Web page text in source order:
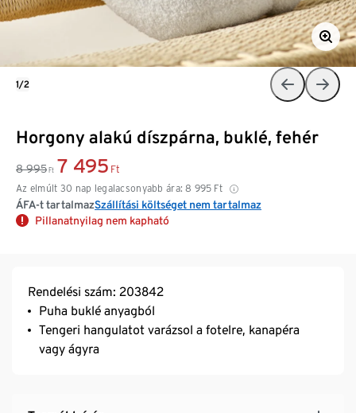
Horgony alakú díszpárna, buklé, fehér
8 995 Ft 7 495 Ft
Az elmúlt 30 nap legalacsonyabb ára: 8 995 Ft
ÁFA-t tartalmazSzállítási költséget nem tartalmaz
Pillanatnyilag nem kapható
1/2
Rendelési szám: 203842
Puha buklé anyagból
Tengeri hangulatot varázsol a fotelre, kanapéra
vagy ágyra